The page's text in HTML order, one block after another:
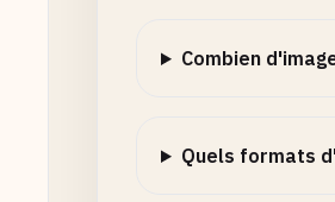
Combien
Quels formats